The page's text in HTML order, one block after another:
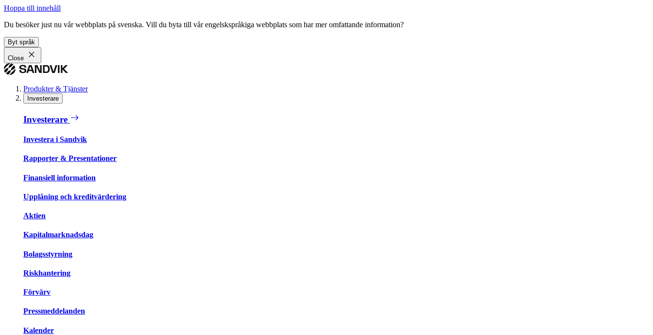
Hoppa till innehåll
Du besöker just nu vår webbplats på svenska. Vill du byta till vår engelskspråkiga webbplats som har mer omfattande information?
Byt språk
Close
Produkter & Tjänster
Investerare
Investerare
Investera i Sandvik
Rapporter & Presentationer
Finansiell information
Upplåning och kreditvärdering
Aktien
Kapitalmarknadsdag
Bolagsstyrning
Riskhantering
Förvärv
Pressmeddelanden
Kalender